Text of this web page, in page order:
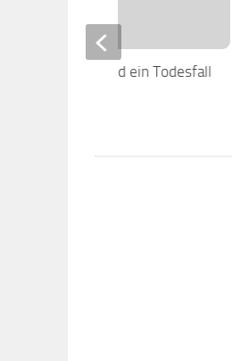
Vier Hochzeiten und ein Todesfall